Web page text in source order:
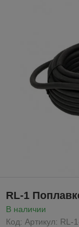
RL-1
В наличии
Код: Артикул: RL-